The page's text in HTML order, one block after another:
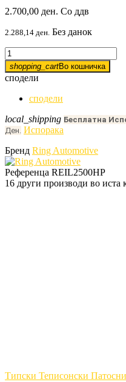
2.700,00 ден. Со ддв
2.288,14 ден. Без данок
shopping_cartВо кошничка
сподели
сподели
local_shipping Бесплатна
Ден. Испорака
Бренд Ring Automotive
Референца REIL2500HP
16 други производи во иста
Типски Теписонски